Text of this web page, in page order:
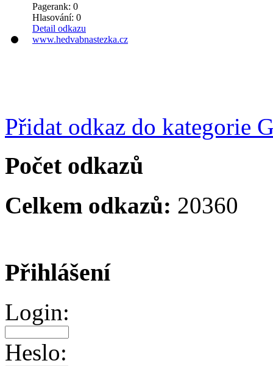
Pagerank: 0
Hlasování: 0
Detail odkazu
www.hedvabnastezka.cz
Přidat odkaz do kategorie
Počet odkazů
Celkem odkazů: 20360
Přihlášení
Login:
Heslo: